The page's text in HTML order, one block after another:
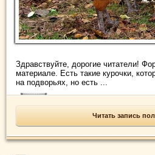
Здравствуйте, дорогие читатели!
материале. Есть такие курочки,
на подворьях, но есть ...
Читать запись